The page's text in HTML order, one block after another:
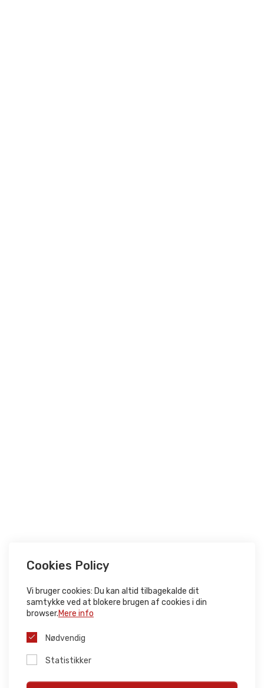
Cookies Policy
Vi bruger cookies: Du kan altid tilbagekalde dit
samtykke ved at blokere brugen af ​​cookies i din
browser.Mere info
Nødvendig
Statistikker